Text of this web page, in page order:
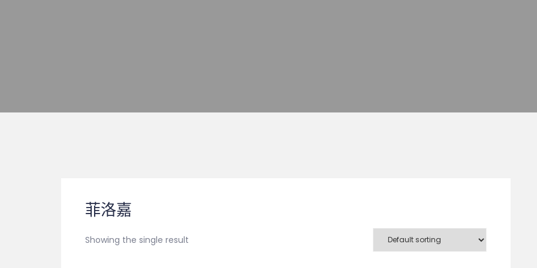
菲洛嘉
Showing the single result